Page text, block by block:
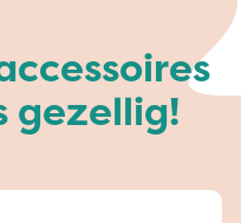
gezellig!